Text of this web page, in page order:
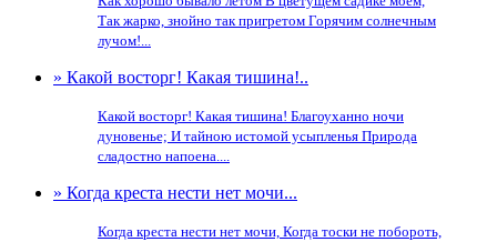
Так жарко, знойно так пригретом Горячим солнечным
лучом!...
» Какой восторг! Какая тишина!..
Какой восторг! Какая тишина! Благоуханно ночи
дуновенье; И тайною истомой усыпленья Природа
сладостно напоена....
» Когда креста нести нет мочи...
Когда креста нести нет мочи, Когда тоски не побороть,